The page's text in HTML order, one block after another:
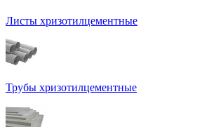
Листы хризотилцементные
Трубы хризотилцементные